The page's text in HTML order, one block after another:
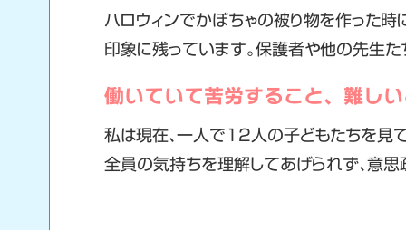
ハロウィンでかぼちゃの被り物を作った
印象に残っています。保護者や他の先生
働いていて苦労すること、難し
私は現在、一人で12人の子どもたちを見
全員の気持ちを理解してあげられず、意